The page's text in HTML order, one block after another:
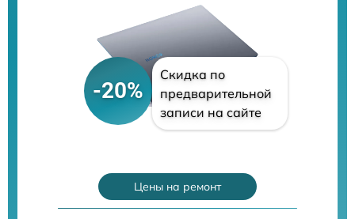
-20%
Скидка по
предварительной
записи на сайте
Цены на ремонт